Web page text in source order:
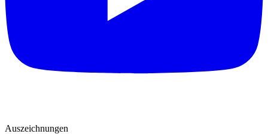
Auszeichnungen